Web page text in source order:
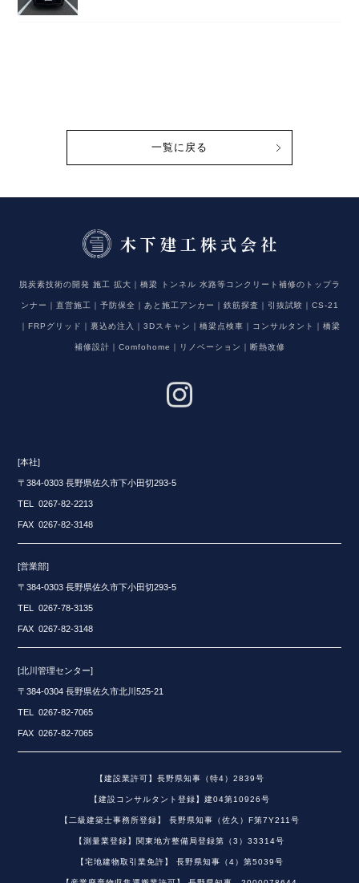
一覧に戻る
脱炭素技術の開発 施工 拡大｜橋梁 トンネル 水路等コンクリート補修のトップラ
ンナー｜直営施工｜予防保全｜あと施工アンカー｜鉄筋探査｜引抜試験｜CS-21
｜FRPグリッド｜裏込め注入｜3Dスキャン｜橋梁点検車｜コンサルタント｜橋梁
補修設計｜Comfohome｜リノベーション｜断熱改修
[本社]
〒384-0303 長野県佐久市下小田切293-5
TEL 0267-82-2213
FAX 0267-82-3148
[営業部]
〒384-0303 長野県佐久市下小田切293-5
TEL 0267-78-3135
FAX 0267-82-3148
[北川管理センター]
〒384-0304 長野県佐久市北川525-21
TEL 0267-82-7065
FAX 0267-82-7065
【建設業許可】長野県知事（特4）2839号
【建設コンサルタント登録】建04第10926号
【二級建築士事務所登録】 長野県知事（佐久）F第7Y211号
【測量業登録】関東地方整備局登録第（3）33314号
【宅地建物取引業免許】 長野県知事（4）第5039号